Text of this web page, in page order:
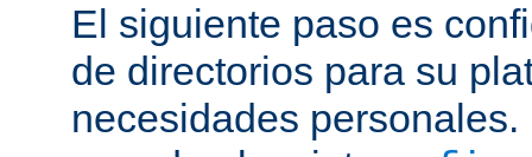
El siguiente paso es
de directorios para su
necesidades